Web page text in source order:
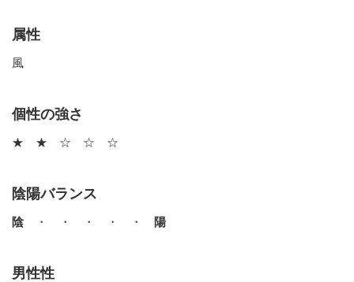
属性
風
個性の強さ
★ ★ ☆ ☆ ☆
陰陽バランス
陰 ・ ・ ・ ・ ・ 陽
男性性